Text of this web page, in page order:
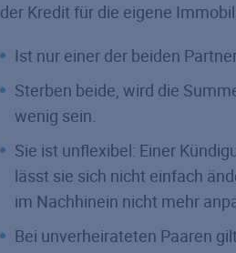
der Kredit für die eigene
Ist nur einer der beiden
Sterben beide, wird die
wenig sein.
Sie ist unflexibel: Einer
lässt sie sich nicht einfach
im Nachhinein nicht mehr
Bei unverheirateten Paaren